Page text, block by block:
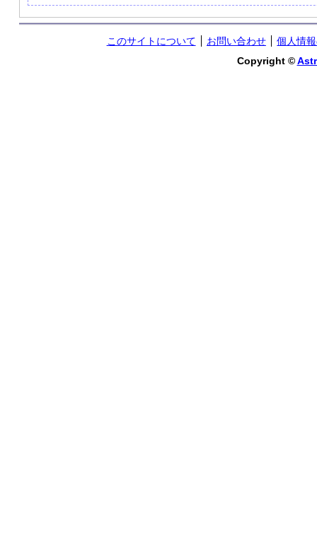
このサイトについて お問い合わせ
個人情
Copyright ©